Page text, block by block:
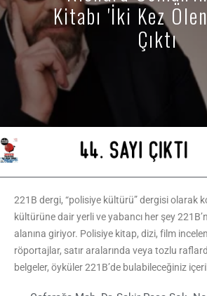
Kitabı 'İki Kez
Çıktı
221B dergi, “polisiye kültürü” dergisi olarak
kültürüne dair yerli ve yabancı her şey
alanına giriyor. Polisiye kitap, dizi, film
röportajlar, satır aralarında veya tozlu
belgeler, öyküler 221B’de bulabileceğiniz